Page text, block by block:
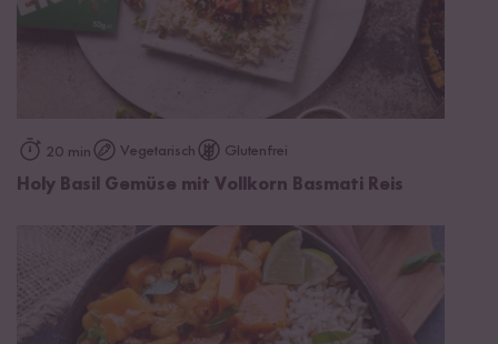
20 min Vegetarisch Glutenfrei
Holy Basil Gemüse mit Vollkorn Basmati Reis